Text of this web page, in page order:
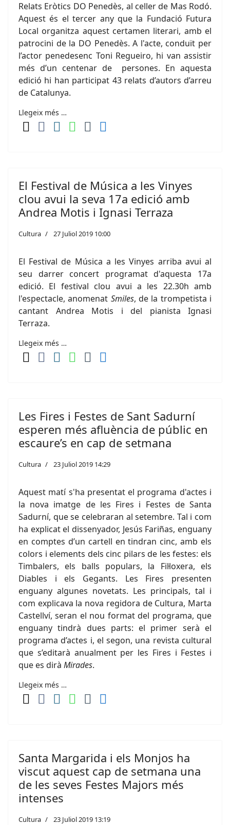
Relats Eròtics DO Penedès, al celler de Mas Rodó.
Aquest és el tercer any que la Fundació Futura
Local organitza aquest certamen literari, amb el
patrocini de la DO Penedès. A l'acte, conduït per
l’actor penedesenc Toni Regueiro, hi van assistir
més d’un centenar de persones. En aquesta
edició hi han participat 43 relats d’autors d’arreu
de Catalunya.
Llegeix més …
El Festival de Música a les Vinyes
clou avui la seva 17a edició amb
Andrea Motis i Ignasi Terraza
Cultura 27 Juliol 2019 10:00
El Festival de Música a les Vinyes arriba avui al
seu darrer concert programat d'aquesta 17a
edició. El festival clou avui a les 22.30h amb
l'espectacle, anomenat Smiles, de la trompetista i
cantant Andrea Motis i del pianista Ignasi
Terraza.
Llegeix més …
Les Fires i Festes de Sant Sadurní
esperen més afluència de públic en
escaure’s en cap de setmana
Cultura 23 Juliol 2019 14:29
Aquest matí s'ha presentat el programa d'actes i
la nova imatge de les Fires i Festes de Santa
Sadurní, que se celebraran al setembre. Tal i com
ha explicat el dissenyador, Jesús Fariñas, enguany
en comptes d’un cartell en tindran cinc, amb els
colors i elements dels cinc pilars de les festes: els
Timbalers, els balls populars, la Fil·loxera, els
Diables i els Gegants. Les Fires presenten
enguany algunes novetats. Les principals, tal i
com explicava la nova regidora de Cultura, Marta
Castellví, seran el nou format del programa, que
enguany tindrà dues parts: el primer serà el
programa d’actes i, el segon, una revista cultural
que s’editarà anualment per les Fires i Festes i
que es dirà Mirades.
Llegeix més …
Santa Margarida i els Monjos ha
viscut aquest cap de setmana una
de les seves Festes Majors més
intenses
Cultura 23 Juliol 2019 13:19